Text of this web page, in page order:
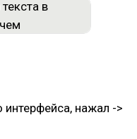
интерфейса, нажал ->